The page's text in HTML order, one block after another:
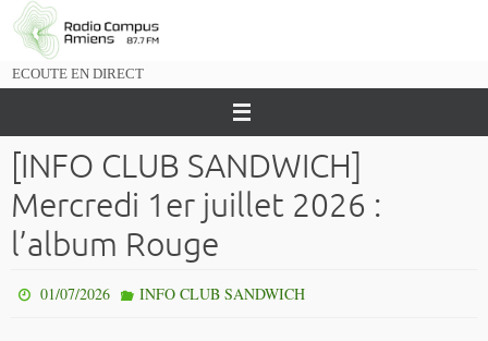
Passer
vers
ECOUTE EN DIRECT
[INFO CLUB SANDWICH]
Mercredi 1er juillet 2026 :
l’album Rouge
01/07/2026 INFO CLUB SANDWICH